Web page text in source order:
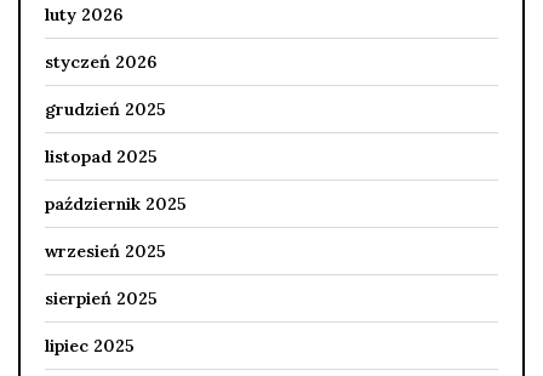
luty 2026
styczeń 2026
grudzień 2025
listopad 2025
październik 2025
wrzesień 2025
sierpień 2025
lipiec 2025